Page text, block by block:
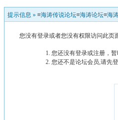
提示信息 » ≡海涛传说论坛≡海涛论坛≡海
您没有登录或者您没有权限访问此页
您还没有登录或注册，
您还不是论坛会员,请先